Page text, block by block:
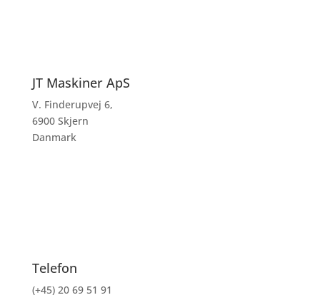
JT Maskiner ApS
V. Finderupvej 6,
6900 Skjern
Danmark
Telefon
(+45) 20 69 51 91